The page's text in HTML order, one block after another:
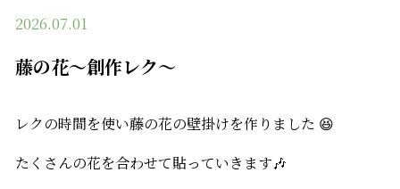
運営会社
2026.07.01
藤の花～創作レク～
レクの時間を使い藤の花の壁掛けを作りました 😆
たくさんの花を合わせて貼っていきます🎶